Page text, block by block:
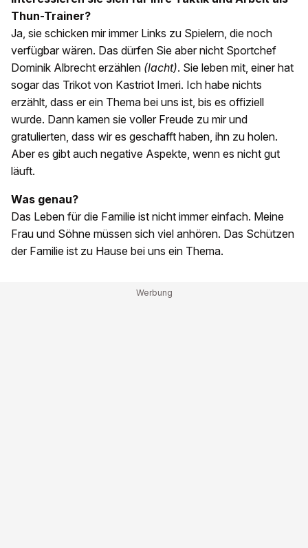
Thun-Trainer?
Ja, sie schicken mir immer Links zu Spielern, die noch
verfügbar wären. Das dürfen Sie aber nicht Sportchef
Dominik Albrecht erzählen (lacht). Sie leben mit, einer hat
sogar das Trikot von Kastriot Imeri. Ich habe nichts
erzählt, dass er ein Thema bei uns ist, bis es offiziell
wurde. Dann kamen sie voller Freude zu mir und
gratulierten, dass wir es geschafft haben, ihn zu holen.
Aber es gibt auch negative Aspekte, wenn es nicht gut
läuft.
Was genau?
Das Leben für die Familie ist nicht immer einfach. Meine
Frau und Söhne müssen sich viel anhören. Das Schützen
der Familie ist zu Hause bei uns ein Thema.